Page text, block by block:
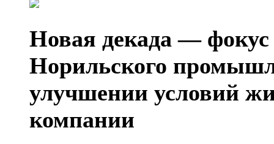
Новая декада — фокус
Норильского
улучшении условий
компании